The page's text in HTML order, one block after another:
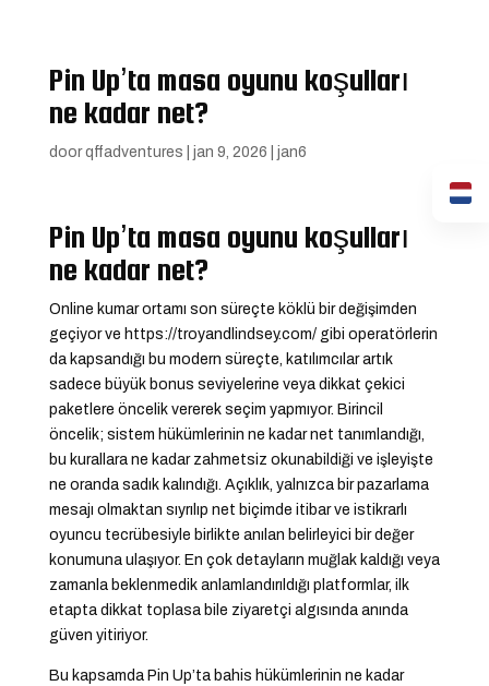
Pin Up’ta masa oyunu koşulları
ne kadar net?
doorqffadventures jan 9, 2026 jan6
Pin Up’ta masa oyunu koşulları
ne kadar net?
Online kumar ortamı son süreçte köklü bir değişimden
geçiyor ve https://troyandlindsey.com/gibi operatörlerin
da kapsandığı bu modern süreçte, katılımcılar artık
sadece büyük bonus seviyelerine veya dikkat çekici
paketlere öncelik vererek seçim yapmıyor. Birincil
öncelik; sistem hükümlerinin ne kadar net tanımlandığı,
bu kurallara ne kadar zahmetsiz okunabildiği ve işleyişte
ne oranda sadık kalındığı. Açıklık, yalnızca bir pazarlama
mesajı olmaktan sıyrılıp net biçimde itibar ve istikrarlı
oyuncu tecrübesiyle birlikte anılan belirleyici bir değer
konumuna ulaşıyor. En çok detayların muğlak kaldığı veya
zamanla beklenmedik anlamlandırıldığı platformlar, ilk
etapta dikkat toplasa bile ziyaretçi algısında anında
güven yitiriyor.
Bu kapsamda Pin Up’ta bahis hükümlerinin ne kadar